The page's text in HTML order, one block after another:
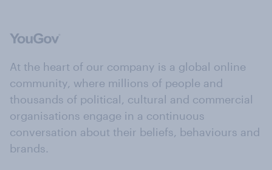
At the heart of our company is a global online
community, where millions of people and
thousands of political, cultural and commercial
organisations engage in a continuous
conversation about their beliefs, behaviours and
brands.